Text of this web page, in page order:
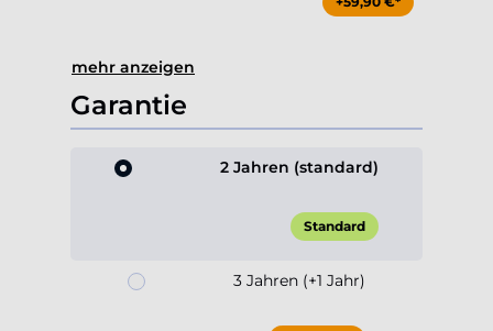
mehr anzeigen
Garantie
2 Jahren (standard)
Standard
3 Jahren (+1 Jahr)